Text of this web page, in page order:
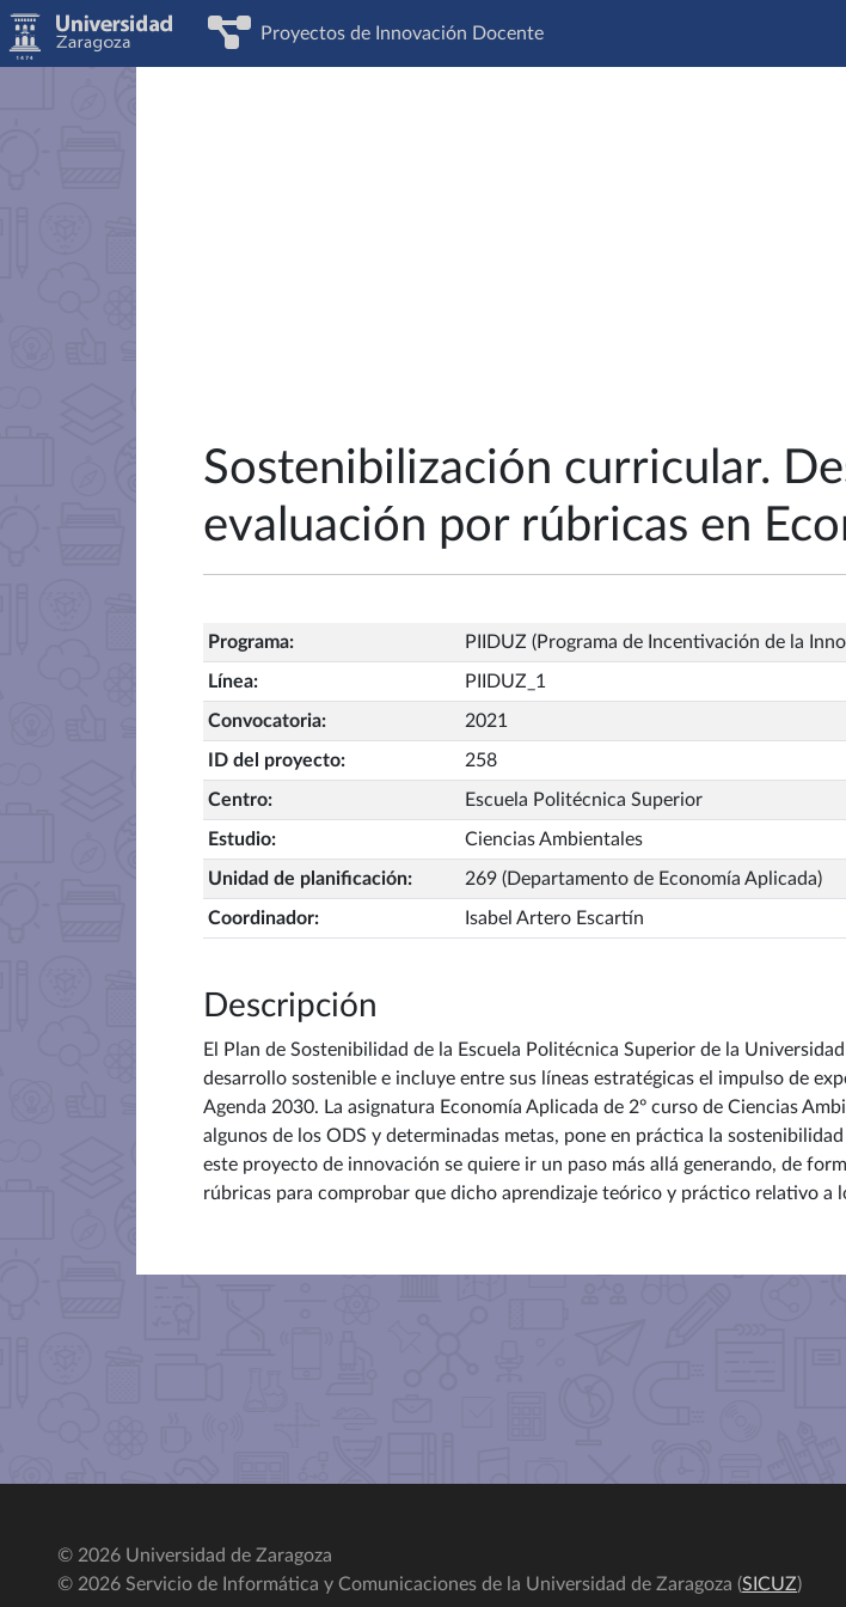
Proyectos de Innovación Docente
Sostenibilización curricular.
evaluación por rúbricas en
Programa: PIIDUZ (Programa de Incentivación de la
Línea: PIIDUZ_1
Convocatoria: 2021
ID del proyecto: 258
Centro: Escuela Politécnica Superior
Estudio: Ciencias Ambientales
Unidad de planificación: 269 (Departamento de Economía Aplicada)
Coordinador: Isabel Artero Escartín
Descripción
El Plan de Sostenibilidad de la Escuela Politécnica Superior de la
desarrollo sostenible e incluye entre sus líneas estratégicas el impulso de
Agenda 2030. La asignatura Economía Aplicada de 2º curso de Ciencias
algunos de los ODS y determinadas metas, pone en práctica la
este proyecto de innovación se quiere ir un paso más allá generando, de
rúbricas para comprobar que dicho aprendizaje teórico y práctico relativo a
© 2026 Universidad de Zaragoza
© 2026 Servicio de Informática y Comunicaciones de la Universidad de Zaragoza (SICUZ)